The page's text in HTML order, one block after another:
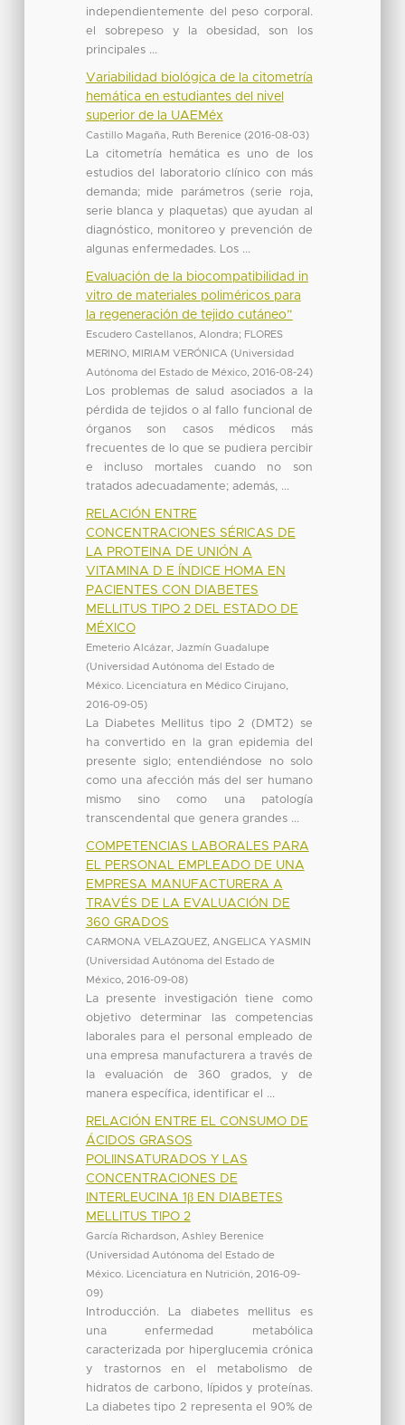
independientemente del peso corporal.
el sobrepeso y la obesidad, son los
principales ...
Variabilidad biológica de la citometría
hemática en estudiantes del nivel
superior de la UAEMéx
Castillo Magaña, Ruth Berenice (2016-08-03)
La citometría hemática es uno de los
estudios del laboratorio clínico con más
demanda; mide parámetros (serie roja,
serie blanca y plaquetas) que ayudan al
diagnóstico, monitoreo y prevención de
algunas enfermedades. Los ...
Evaluación de la biocompatibilidad in
vitro de materiales poliméricos para
la regeneración de tejido cutáneo”
Escudero Castellanos, Alondra; FLORES
MERINO, MIRIAM VERÓNICA (Universidad
Autónoma del Estado de México, 2016-08-24)
Los problemas de salud asociados a la
pérdida de tejidos o al fallo funcional de
órganos son casos médicos más
frecuentes de lo que se pudiera percibir
e incluso mortales cuando no son
tratados adecuadamente; además, ...
RELACIÓN ENTRE
CONCENTRACIONES SÉRICAS DE
LA PROTEINA DE UNIÓN A
VITAMINA D E ÍNDICE HOMA EN
PACIENTES CON DIABETES
MELLITUS TIPO 2 DEL ESTADO DE
MÉXICO
Emeterio Alcázar, Jazmín Guadalupe
(Universidad Autónoma del Estado de
México. Licenciatura en Médico Cirujano,
2016-09-05)
La Diabetes Mellitus tipo 2 (DMT2) se
ha convertido en la gran epidemia del
presente siglo; entendiéndose no solo
como una afección más del ser humano
mismo sino como una patología
transcendental que genera grandes ...
COMPETENCIAS LABORALES PARA
EL PERSONAL EMPLEADO DE UNA
EMPRESA MANUFACTURERA A
TRAVÉS DE LA EVALUACIÓN DE
360 GRADOS
CARMONA VELAZQUEZ, ANGELICA YASMIN
(Universidad Autónoma del Estado de
México, 2016-09-08)
La presente investigación tiene como
objetivo determinar las competencias
laborales para el personal empleado de
una empresa manufacturera a través de
la evaluación de 360 grados, y de
manera específica, identificar el ...
RELACIÓN ENTRE EL CONSUMO DE
ÁCIDOS GRASOS
POLIINSATURADOS Y LAS
CONCENTRACIONES DE
INTERLEUCINA 1β EN DIABETES
MELLITUS TIPO 2
García Richardson, Ashley Berenice
(Universidad Autónoma del Estado de
México. Licenciatura en Nutrición
2016-09-
09)
Introducción. La diabetes mellitus es
una enfermedad metabólica
caracterizada por hiperglucemia crónica
y trastornos en el metabolismo de
hidratos de carbono, lípidos y proteínas.
La diabetes tipo 2 representa el 90% de